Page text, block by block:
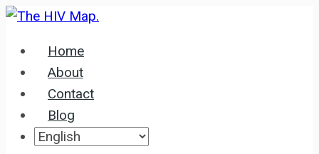
Skip
contentHome
About
Contact
Blog